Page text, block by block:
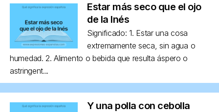
Estar más seco que el ojo
de la Inés
Significado: 1. Estar una cosa
extremamente seca, sin agua o
humedad. 2. Alimento o bebida que resulta áspero o
astringent...
Y una polla con cebolla